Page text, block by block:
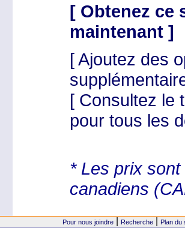
[ Obtenez ce
maintenant ]
[ Ajoutez des
[ Consultez le
pour tous les
* Les prix
canadiens
Pour nous joindre| Recherche| Plan du